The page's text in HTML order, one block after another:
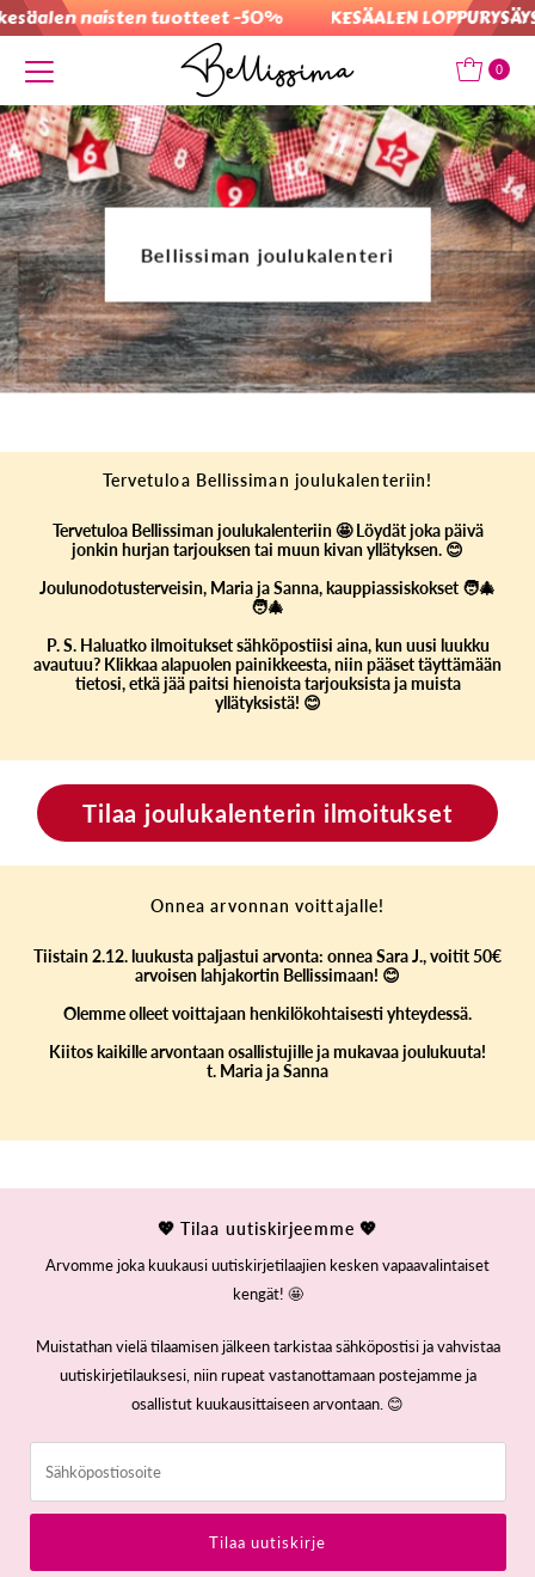
kesäalen naisten tuotteet -50% KESÄALEN
Translation missing: fi.accessibility.skip_to_text 0
Bellissiman joulukalenteri
Tervetuloa Bellissiman joulukalenteriin!
Tervetuloa Bellissiman joulukalenteriin 🤩 Löydät joka päivä
jonkin hurjan tarjouksen tai muun kivan yllätyksen. 😊
Joulunodotusterveisin, Maria ja Sanna, kauppiassiskokset 🧑‍🎄
🧑‍🎄
P. S. Haluatko ilmoitukset sähköpostiisi aina, kun uusi luukku
avautuu? Klikkaa alapuolen painikkeesta, niin pääset täyttämään
tietosi, etkä jää paitsi hienoista tarjouksista ja muista
yllätyksistä! 😊
Tilaa joulukalenterin ilmoitukset
Onnea arvonnan voittajalle!
Tiistain 2.12. luukusta paljastui arvonta: onnea Sara J., voitit 50€
arvoisen lahjakortin Bellissimaan! 😊
Olemme olleet voittajaan henkilökohtaisesti yhteydessä.
Kiitos kaikille arvontaan osallistujille ja mukavaa joulukuuta!
t. Maria ja Sanna
💖 Tilaa uutiskirjeemme 💖
Arvomme joka kuukausi uutiskirjetilaajien kesken vapaavalintaiset
kengät! 🤩
Muistathan vielä tilaamisen jälkeen tarkistaa sähköpostisi ja vahvistaa
uutiskirjetilauksesi, niin rupeat vastanottamaan postejamme ja
osallistut kuukausittaiseen arvontaan. 😊
Tilaa uutiskirje